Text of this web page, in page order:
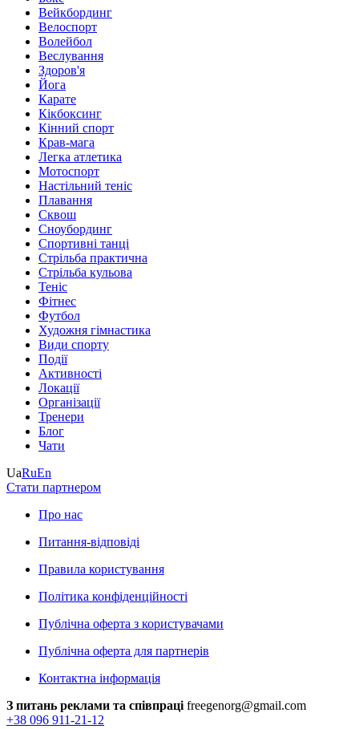
Вейкбординг
Велоспорт
Волейбол
Веслування
Здоров'я
Йога
Карате
Кікбоксинг
Кінний спорт
Крав-мага
Легка атлетика
Мотоспорт
Настільний теніс
Плавання
Сквош
Сноубординг
Спортивні танці
Стрільба практична
Стрільба кульова
Теніс
Фітнес
Футбол
Художня гімнастика
Види спорту
Події
Активності
Локації
Організації
Тренери
Блог
Чати
UaRuEn
Стати партнером
Про нас
Питання-відповіді
Правила користування
Політика конфіденційності
Публічна оферта з користувачами
Публічна оферта для партнерів
Контактна інформація
З питань реклами та співпраці freegenorg@gmail.com
+38 096 911-21-12